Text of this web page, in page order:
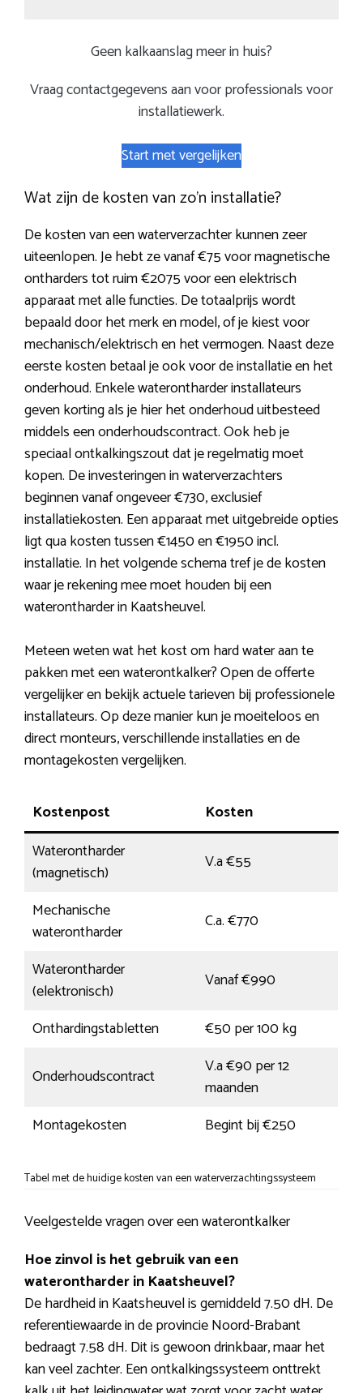
Geen kalkaanslag meer in huis?
Vraag contactgegevens aan voor professionals voor
installatiewerk.
Start met vergelijken
Wat zijn de kosten van zo’n installatie?
De kosten van een waterverzachter kunnen zeer
uiteenlopen. Je hebt ze vanaf €75 voor magnetische
ontharders tot ruim €2075 voor een elektrisch
apparaat met alle functies. De totaalprijs wordt
bepaald door het merk en model, of je kiest voor
mechanisch/elektrisch en het vermogen. Naast deze
eerste kosten betaal je ook voor de installatie en het
onderhoud. Enkele waterontharder installateurs
geven korting als je hier het onderhoud uitbesteed
middels een onderhoudscontract. Ook heb je
speciaal ontkalkingszout dat je regelmatig moet
kopen. De investeringen in waterverzachters
beginnen vanaf ongeveer €730, exclusief
installatiekosten. Een apparaat met uitgebreide opties
ligt qua kosten tussen €1450 en €1950 incl.
installatie. In het volgende schema tref je de kosten
waar je rekening mee moet houden bij een
waterontharder in Kaatsheuvel.
Meteen weten wat het kost om hard water aan te
pakken met een waterontkalker? Open de offerte
vergelijker en bekijk actuele tarieven bij professionele
installateurs. Op deze manier kun je moeiteloos en
direct monteurs, verschillende installaties en de
montagekosten vergelijken.
Kostenpost
Kosten
Waterontharder
(magnetisch)
V.a €55
Mechanische
waterontharder
C.a. €770
Waterontharder
(elektronisch)
Vanaf €990
Onthardingstabletten
€50 per 100 kg
Onderhoudscontract
V.a €90 per 12
maanden
Montagekosten
Begint bij €250
Tabel met de huidige kosten van een waterverzachtingssysteem
Veelgestelde vragen over een waterontkalker
Hoe zinvol is het gebruik van een
waterontharder in Kaatsheuvel?
De hardheid in Kaatsheuvel is gemiddeld 7.50 dH. De
referentiewaarde in de provincie Noord-Brabant
bedraagt 7.58 dH. Dit is gewoon drinkbaar, maar het
kan veel zachter. Een ontkalkingssysteem onttrekt